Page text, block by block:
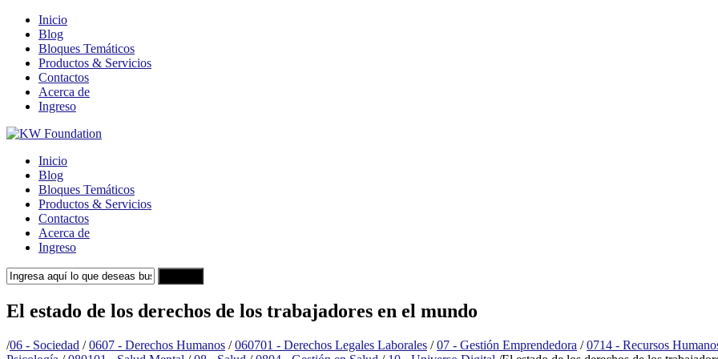
Inicio
Blog
Bloques Temáticos
Productos & Servicios
Contactos
Acerca de
Ingreso
Inicio
Blog
Bloques Temáticos
Productos & Servicios
Contactos
Acerca de
Ingreso
El estado de los derechos de los trabajadores en el mundo
/06 - Sociedad / 0607 - Derechos Humanos / 060701 - Derechos Legales Laborales / 07 - Gestión Emprendedora / 0714 - Recursos